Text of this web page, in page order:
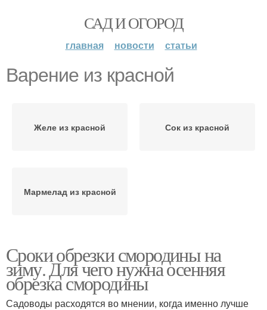
САД И ОГОРОД
главная новости статьи
Варение из красной
Желе из красной Сок из красной
Мармелад из красной
Сроки обрезки смородины на
зиму. Для чего нужна осенняя
обрезка смородины
Садоводы расходятся во мнении, когда именно лучше